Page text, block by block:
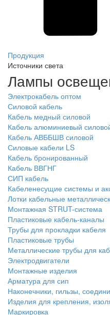
Продукция
Источники света
Лампы
Электрокабель оптом
Силовой кабель
Кабель медный силовой
Кабель алюминиевый
Кабель АВББШВ силовой
Силовые кабели LS
Кабель бронированный
Кабель ВВГНГ
СИП кабель
Кабеленесущие системы и
Лотки кабельные
Монтажная STRUT-система
Пластиковые кабель-каналы
Трубы для прокладки кабеля
Пластиковые трубы
Металлические трубы для
Электродвигатели
Монтажные изделия
Арматура для сип
Наконечники, гильзы,
Изделия для крепления,
Маркировка